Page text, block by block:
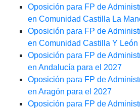
Oposición para FP de
en Comunidad Castilla La
Oposición para FP de
en Comunidad Castilla Y León
Oposición para FP de
en Andalucía para el 2027
Oposición para FP de
en Aragón para el 2027
Oposición para FP de